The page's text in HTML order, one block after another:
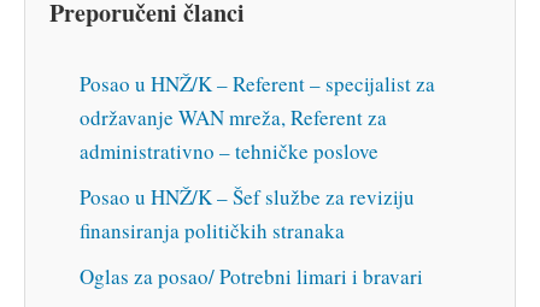
Preporučeni članci
Posao u HNŽ/K – Referent – specijalist za
održavanje WAN mreža, Referent za
administrativno – tehničke poslove
Posao u HNŽ/K – Šef službe za reviziju
finansiranja političkih stranaka
Oglas za posao/ Potrebni limari i bravari